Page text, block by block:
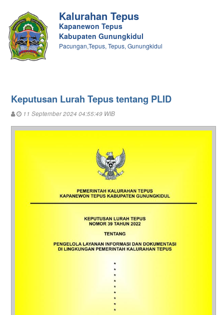
Kalurahan Tepus
Kapanewon Tepus
Kabupaten Gunungkidul
Pacungan,Tepus, Tepus, Gunungkidul
Keputusan Lurah Tepus tentang PLID
11 September 2024 04:55:49 WIB